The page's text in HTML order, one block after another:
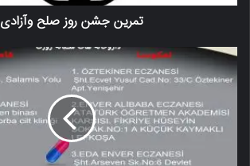
تمرین جشن روز صلح وآزادی